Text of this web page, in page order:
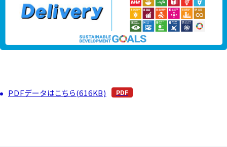
PDFデータはこちら(616KB)